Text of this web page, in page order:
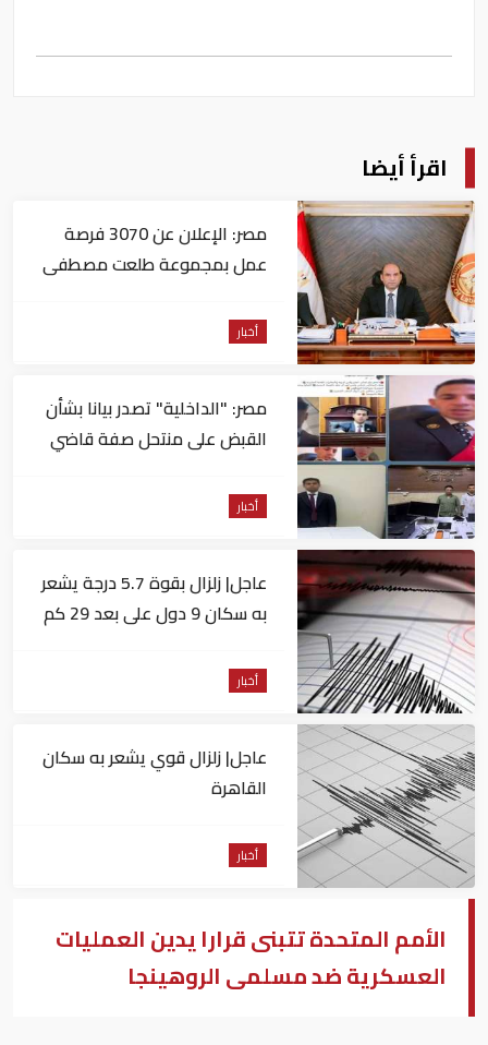
اقرأ أيضا
مصر: الإعلان عن 3070 فرصة
عمل بمجموعة طلعت مصطفى
أخبار
مصر: "الداخلية" تصدر بيانا بشأن
القبض على منتحل صفة قاضي
أخبار
عاجل| زلزال بقوة 5.7 درجة يشعر
به سكان 9 دول على بعد 29 كم
أخبار
عاجل| زلزال قوي يشعر به سكان
القاهرة
أخبار
الأمم المتحدة تتبنى قرارا يدين العمليات
العسكرية ضد مسلمى الروهينجا